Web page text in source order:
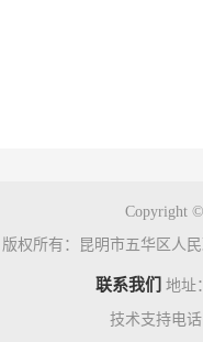
Copyright
版权所有：昆明市五华区人
联系我们 地址
技术支持电